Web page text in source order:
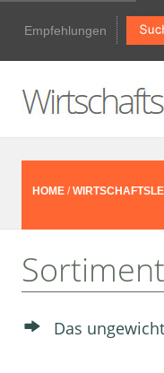
Empfehlungen
HOME /
Das